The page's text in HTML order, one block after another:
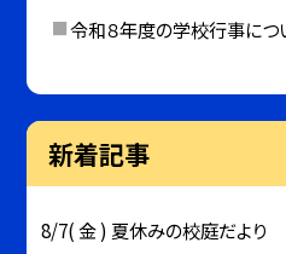
令和８年度の学校行事につ
新着記事
8/7( 金 ) 夏休みの校庭だより